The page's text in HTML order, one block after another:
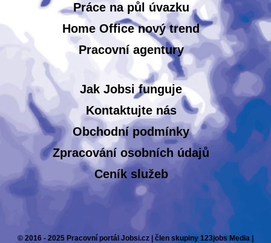
Práce na půl úvazku
Home Office nový trend
Pracovní agentury
Jak Jobsi funguje
Kontaktujte nás
Obchodní podmínky
Zpracování osobních údajů
Ceník služeb
© 2016 - 2025 Pracovní portál Jobsi.cz | člen skupiny 123jobs Media |